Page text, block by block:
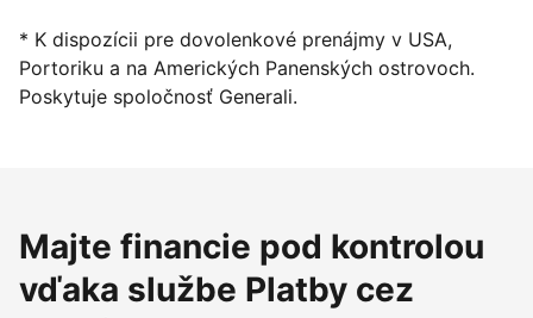
* K dispozícii pre dovolenkové prenájmy v USA,
Portoriku a na Amerických Panenských ostrovoch.
Poskytuje spoločnosť Generali.
Majte financie pod kontrolou
vďaka službe Platby cez